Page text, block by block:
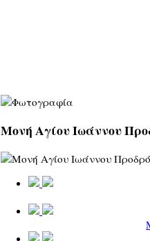
Μονή Αγίου Ιωάννου